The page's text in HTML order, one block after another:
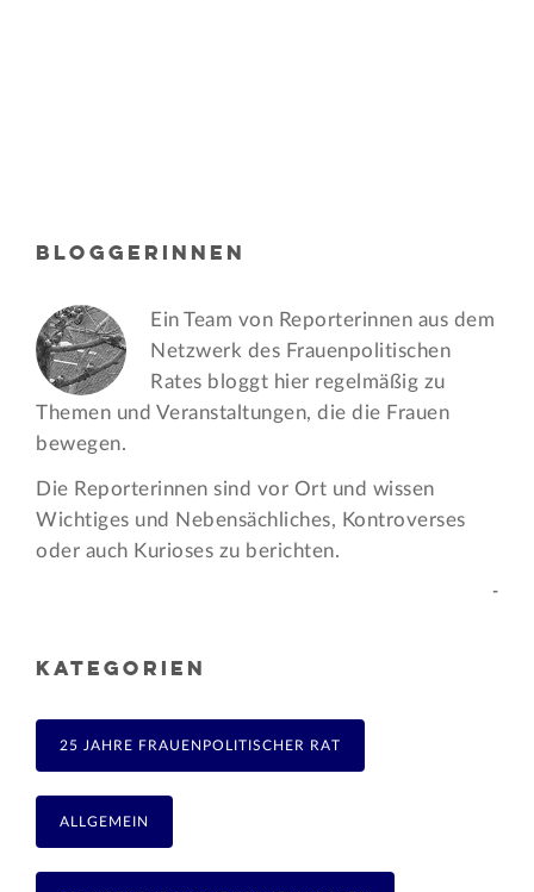
BLOGGERINNEN
Ein Team von Reporterinnen aus dem
Netzwerk des Frauen­politischen
Rates bloggt hier regelmäßig zu
Themen und Veran­staltungen, die die Frauen
bewegen.
Die Reporterinnen sind vor Ort und wissen
Wichtiges und Nebensächliches, Kontroverses
oder auch Kurioses zu berichten.
-
KATEGORIEN
25 JAHRE FRAUENPOLITISCHER RAT
ALLGEMEIN